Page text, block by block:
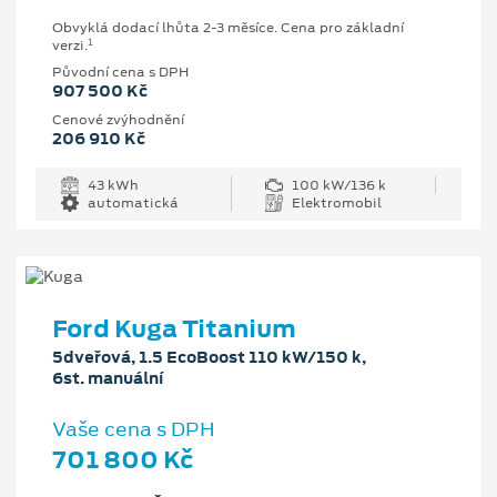
Obvyklá dodací lhůta 2-3 měsíce. Cena pro základní
verzi.1
Původní cena s DPH
907 500 Kč
Cenové zvýhodnění
206 910 Kč
43 kWh
100 kW/136 k
automatická
Elektromobil
Ford Kuga Titanium
5dveřová, 1.5 EcoBoost 110 kW/150 k,
6st. manuální
Vaše cena s DPH
701 800 Kč